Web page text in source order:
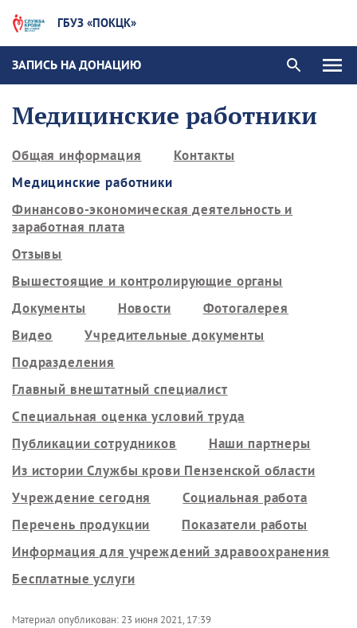
ГБУЗ «ПОКЦК»
ЗАПИСЬ НА ДОНАЦИЮ
Медицинские работники
Общая информация
Контакты
Медицинские работники
Финансово-экономическая деятельность и
заработная плата
Отзывы
Вышестоящие и контролирующие органы
Документы
Новости
Фотогалерея
Видео
Учредительные документы
Подразделения
Главный внештатный специалист
Специальная оценка условий труда
Публикации сотрудников
Наши партнеры
Из истории Службы крови Пензенской области
Учреждение сегодня
Социальная работа
Перечень продукции
Показатели работы
Информация для учреждений здравоохранения
Бесплатные услуги
Материал опубликован: 23 июня 2021, 17:39